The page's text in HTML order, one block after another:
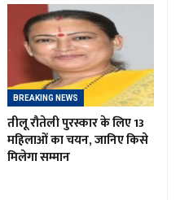
BREAKING NEWS
तीलू रौतेली पुरस्कार के लिए 13
महिलाओं का चयन, जानिए किसे
मिलेगा सम्मान